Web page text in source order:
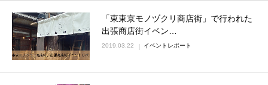
「東東京モノヅクリ商店街」で行われた
出張商店街イベン…
2019.03.22 イベントレポート